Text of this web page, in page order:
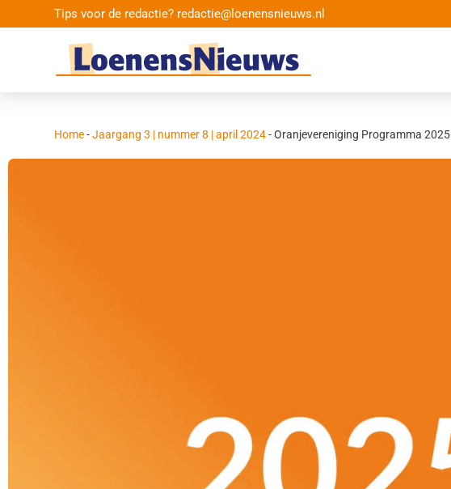
Tips voor de redactie? redactie@loenensnieuws.nl
Home-Jaargang 3 | nummer 8 | april 2024-Oranjevereniging Programma 2025